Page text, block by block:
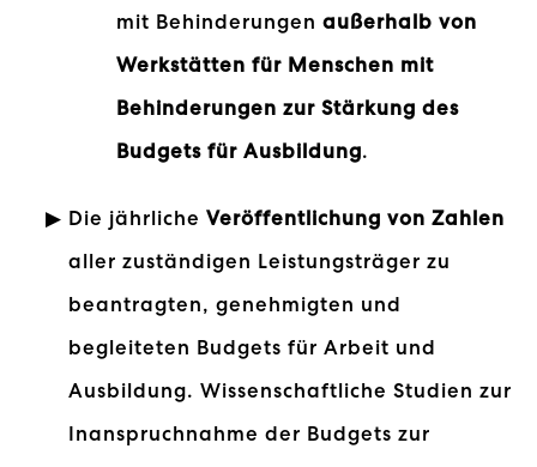
mit Behinderungen außerhalb von
Werkstätten für Menschen mit
Behinderungen zur Stärkung des
Budgets für Ausbildung.
Die jährliche Veröffentlichung von Zahlen
aller zuständigen Leistungsträger zu
beantragten, genehmigten und
begleiteten Budgets für Arbeit und
Ausbildung. Wissenschaftliche Studien zur
Inanspruchnahme der Budgets zur